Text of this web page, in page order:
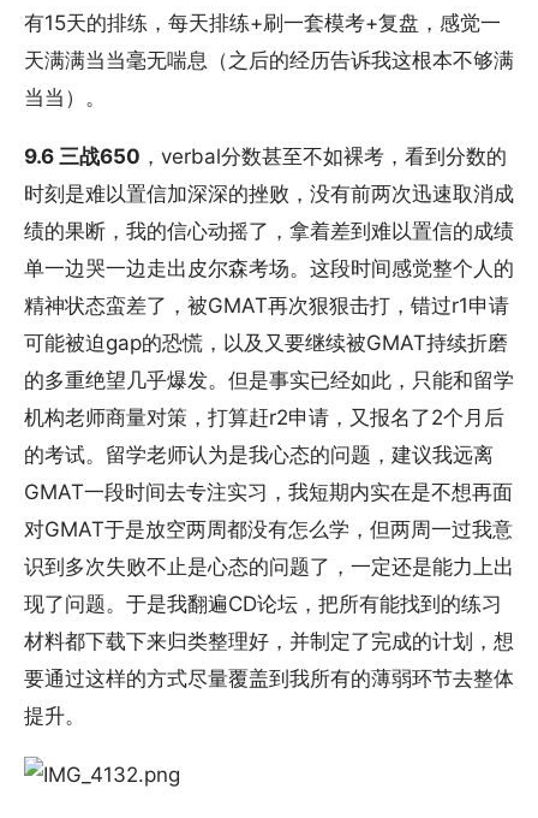
有15天的排练，每天排练+刷一套模考+复盘，感觉一
天满满当当毫无喘息（之后的经历告诉我这根本不够满
当当）。
9.6 三战650 ，verbal分数甚至不如裸考，看到分数的
时刻是难以置信加深深的挫败，没有前两次迅速取消成
绩的果断，我的信心动摇了，拿着差到难以置信的成绩
单一边哭一边走出皮尔森考场。这段时间感觉整个人的
精神状态蛮差了，被GMAT再次狠狠击打，错过r1申请
可能被迫gap的恐慌，以及又要继续被GMAT持续折磨
的多重绝望几乎爆发。但是事实已经如此，只能和留学
机构老师商量对策，打算赶r2申请，又报名了2个月后
的考试。留学老师认为是我心态的问题，建议我远离
GMAT一段时间去专注实习，我短期内实在是不想再面
对GMAT于是放空两周都没有怎么学，但两周一过我意
识到多次失败不止是心态的问题了，一定还是能力上出
现了问题。于是我翻遍CD论坛，把所有能找到的练习
材料都下载下来归类整理好，并制定了完成的计划，想
要通过这样的方式尽量覆盖到我所有的薄弱环节去整体
提升。